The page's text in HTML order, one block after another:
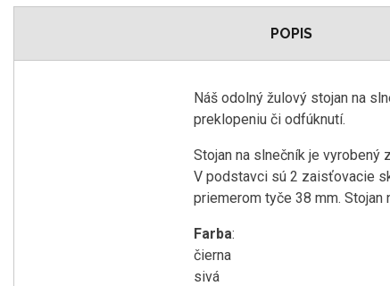
POPIS
Náš odolný žulový stojan na
preklopeniu či odfúknutí.
Stojan na slnečník je vyrobený
V podstavci sú 2 zaisťovacie
priemerom tyče 38 mm.
Farba:
čierna
sivá